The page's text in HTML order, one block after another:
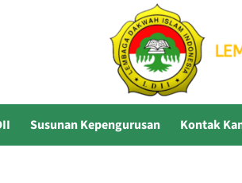
Susunan Kepengurusan Kontak